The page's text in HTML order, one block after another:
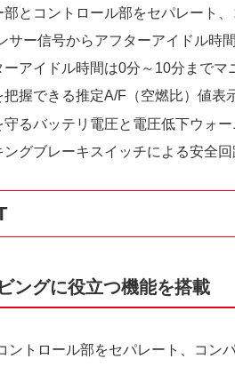
部とコントロール部をセパレート
サー信号からアフターアイドル時
ーアイドル時間は0分～10分までマ
把握できる推定A/F（空燃比）値
守るバッテリ電圧と電圧低下ウォ
ングブレーキスイッチによる安全
ングに役立つ機能を搭載
ントロール部をセパレート、コン